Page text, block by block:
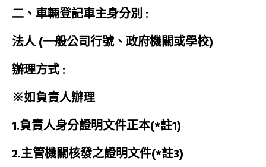
二、車輛登記車主身分別 :
法人(一般公司行號、政府機關或學校)
辦理方式 :
※如負責人辦理
1.負責人身分證明文件正本(*註1)
2.主管機關核發之證明文件(*註3)